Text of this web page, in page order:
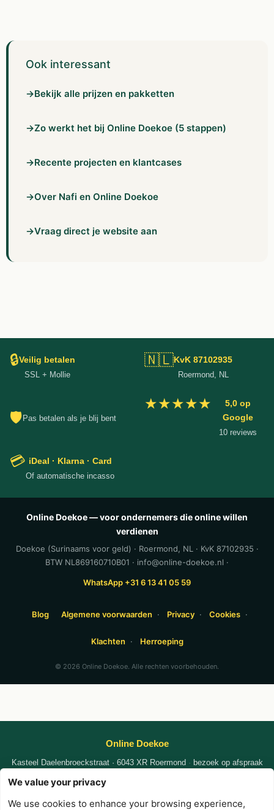
We value your privacy
We use cookies to enhance your browsing experience,
Ook interessant
→Bekijk alle prijzen en pakketten
→Zo werkt het bij Online Doekoe (5 stappen)
→Recente projecten en klantcases
→Over Nafi en Online Doekoe
→Vraag direct je website aan
🔒Veilig betalen
SSL + Mollie
🇳🇱KvK 87102935
Roermond, NL
🛡 Pas betalen als je blij bent
★★★★★
5,0 op
Google
10 reviews
💳 iDeal · Klarna · Card
Of automatische incasso
Online Doekoe — voor ondernemers die online willen
verdienen
Doekoe (Surinaams voor geld) · Roermond, NL · KvK 87102935 ·
BTW NL869160710B01 · info@online-doekoe.nl ·
WhatsApp +31 6 13 41 05 59
Blog Algemene voorwaarden · Privacy · Cookies ·
Klachten · Herroeping
© 2026 Online Doekoe. Alle rechten voorbehouden.
Online Doekoe
Kasteel Daelenbroeckstraat · 6043 XR Roermond · bezoek op afspraak
KvK87102935|
WhatsApp +31 6 1341 0559